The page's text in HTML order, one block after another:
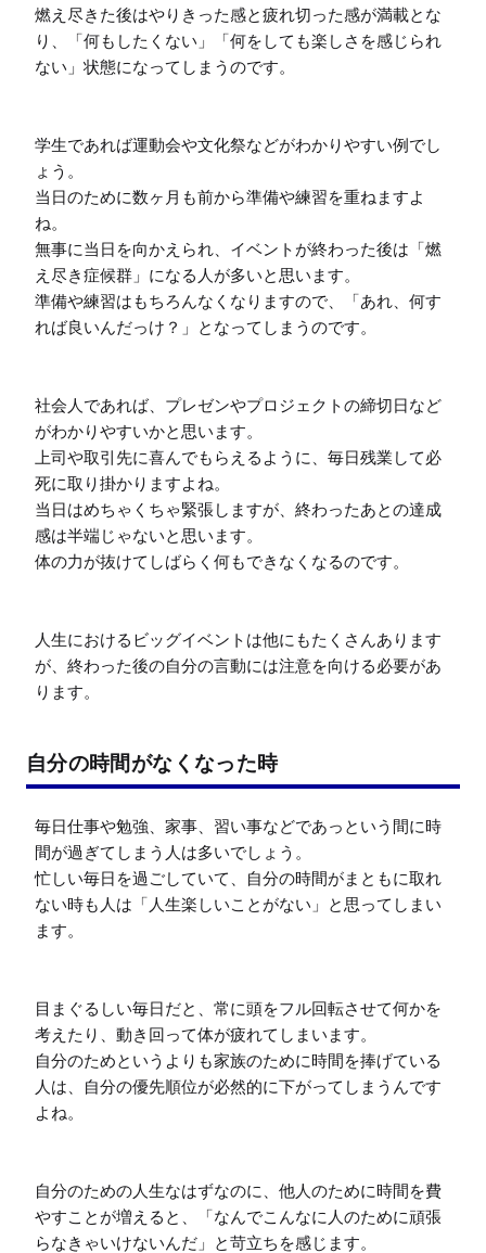
燃え尽きた後はやりきった感と疲れ切った感が満載とな
り、「何もしたくない」「何をしても楽しさを感じられ
ない」状態になってしまうのです。
学生であれば運動会や文化祭などがわかりやすい例でし
ょう。
当日のために数ヶ月も前から準備や練習を重ねますよ
ね。
無事に当日を向かえられ、イベントが終わった後は「燃
え尽き症候群」になる人が多いと思います。
準備や練習はもちろんなくなりますので、「あれ、何す
れば良いんだっけ？」となってしまうのです。
社会人であれば、プレゼンやプロジェクトの締切日など
がわかりやすいかと思います。
上司や取引先に喜んでもらえるように、毎日残業して必
死に取り掛かりますよね。
当日はめちゃくちゃ緊張しますが、終わったあとの達成
感は半端じゃないと思います。
体の力が抜けてしばらく何もできなくなるのです。
人生におけるビッグイベントは他にもたくさんあります
が、終わった後の自分の言動には注意を向ける必要があ
ります。
自分の時間がなくなった時
毎日仕事や勉強、家事、習い事などであっという間に時
間が過ぎてしまう人は多いでしょう。
忙しい毎日を過ごしていて、自分の時間がまともに取れ
ない時も人は「人生楽しいことがない」と思ってしまい
ます。
目まぐるしい毎日だと、常に頭をフル回転させて何かを
考えたり、動き回って体が疲れてしまいます。
自分のためというよりも家族のために時間を捧げている
人は、自分の優先順位が必然的に下がってしまうんです
よね。
自分のための人生なはずなのに、他人のために時間を費
やすことが増えると、「なんでこんなに人のために頑張
らなきゃいけないんだ」と苛立ちを感じます。